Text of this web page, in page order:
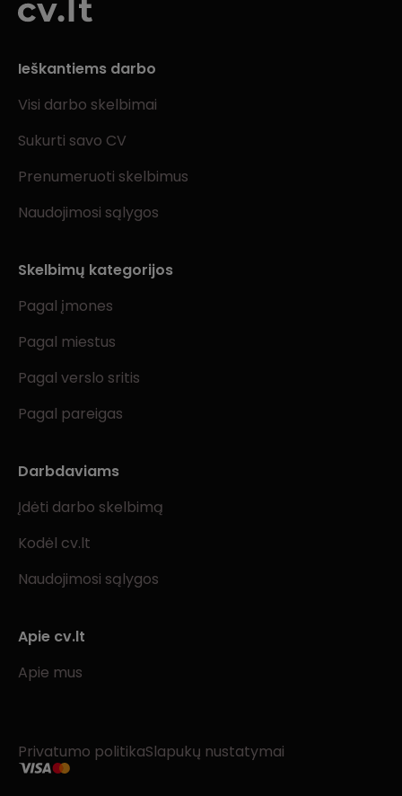
Ieškantiems darbo
Visi darbo skelbimai
Sukurti savo CV
Prenumeruoti skelbimus
Naudojimosi sąlygos
Skelbimų kategorijos
Pagal įmones
Pagal miestus
Pagal verslo sritis
Pagal pareigas
Darbdaviams
Įdėti darbo skelbimą
Kodėl cv.lt
Naudojimosi sąlygos
Apie cv.lt
Apie mus
Privatumo politikaSlapukų nustatymai